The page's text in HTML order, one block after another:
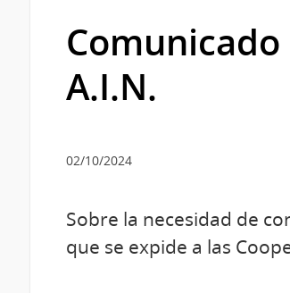
A.I.N.
02/10/2024
Sobre la necesidad de
que se expide a las